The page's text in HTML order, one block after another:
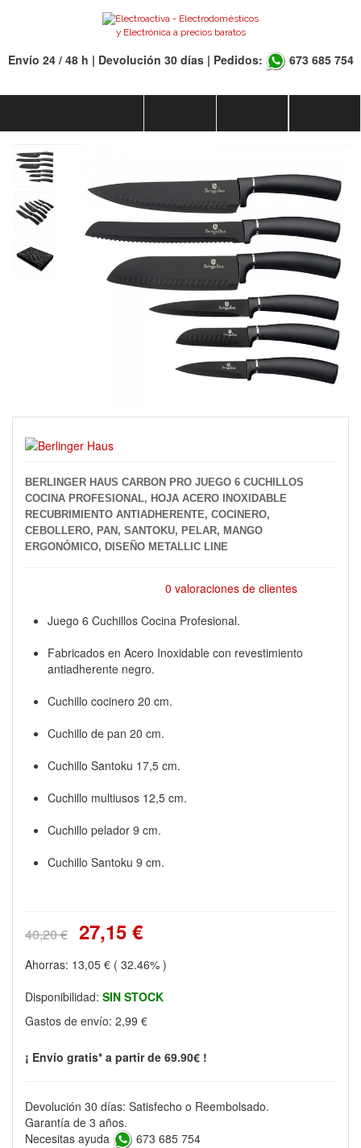
Envío 24 / 48 h | Devolución 30 días | Pedidos: 673 685 754
BERLINGER HAUS CARBON PRO JUEGO 6 CUCHILLOS
COCINA PROFESIONAL, HOJA ACERO INOXIDABLE
RECUBRIMIENTO ANTIADHERENTE, COCINERO,
CEBOLLERO, PAN, SANTOKU, PELAR, MANGO
ERGONÓMICO, DISEÑO METALLIC LINE
0 valoraciones de clientes
Juego 6 Cuchillos Cocina Profesional.
Fabricados en Acero Inoxidable con revestimiento
antiadherente negro.
Cuchillo cocinero 20 cm.
Cuchillo de pan 20 cm.
Cuchillo Santoku 17,5 cm.
Cuchillo multiusos 12,5 cm.
Cuchillo pelador 9 cm.
Cuchillo Santoku 9 cm.
40,20 € 27,15 €
Ahorras: 13,05 € ( 32.46% )
Disponibilidad: SIN STOCK
Gastos de envío: 2,99 €
¡ Envío gratis* a partir de 69.90€ !
Devolución 30 días: Satisfecho o Reembolsado.
Garantía de 3 años.
Necesitas ayuda
673 685 754